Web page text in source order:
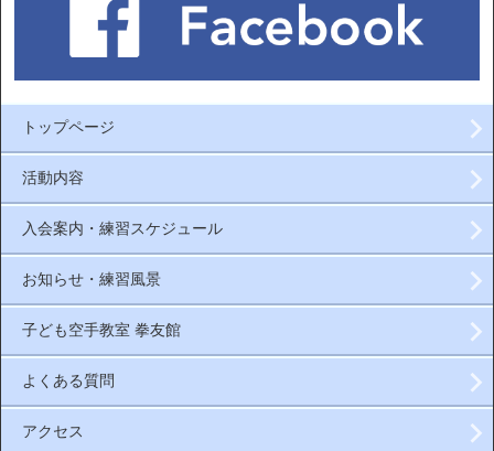
トップページ
活動内容
入会案内・練習スケジュール
お知らせ・練習風景
子ども空手教室 拳友館
よくある質問
アクセス